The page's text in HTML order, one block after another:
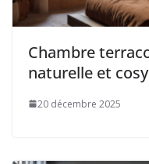
Chambre
naturelle et cosy
20 décembre 2025